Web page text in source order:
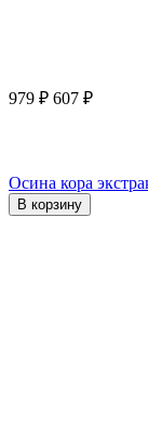
979 ₽ 607 ₽
Осина кора
В корзину